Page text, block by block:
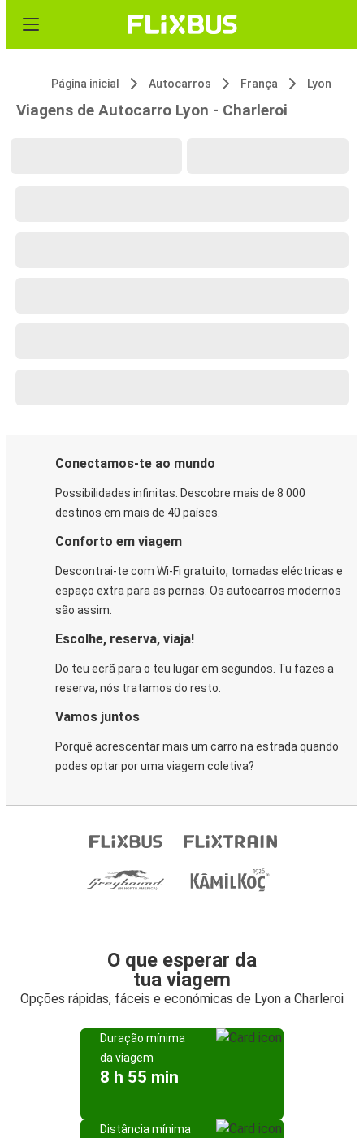
Página inicial Autocarros França Lyon
Viagens de Autocarro Lyon - Charleroi
Conectamos-te ao mundo
Possibilidades infinitas. Descobre mais de 8 000
destinos em mais de 40 países.
Conforto em viagem
Descontrai-te com Wi-Fi gratuito, tomadas eléctricas e
espaço extra para as pernas. Os autocarros modernos
são assim.
Escolhe, reserva, viaja!
Do teu ecrã para o teu lugar em segundos. Tu fazes a
reserva, nós tratamos do resto.
Vamos juntos
Porquê acrescentar mais um carro na estrada quando
podes optar por uma viagem coletiva?
O que esperar da
tua viagem
Opções rápidas, fáceis e económicas de Lyon a Charleroi
Duração mínima
da viagem
8 h 55 min
Distância mínima